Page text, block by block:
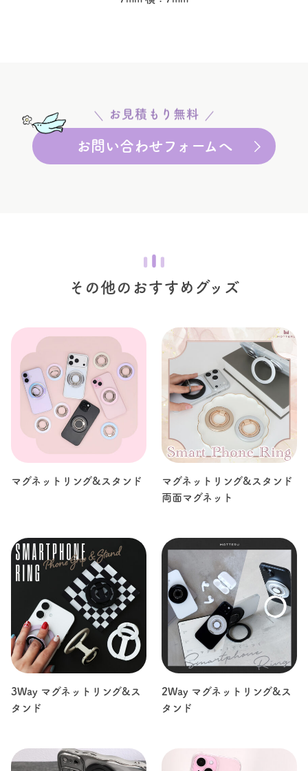
お見積もり無料
お問い合わせフォームへ
その他のおすすめグッズ
マグネットリング&スタンド
マグネットリング&スタンド
両面マグネット
3Way マグネットリング&ス
タンド
2Way マグネットリング&ス
タンド